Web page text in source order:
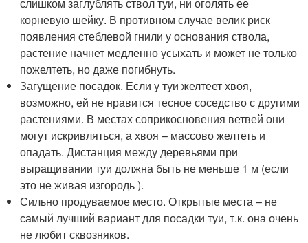
корневую шейку. В противном случае велик риск
появления стеблевой гнили у основания ствола,
растение начнет медленно усыхать и может не только
пожелтеть, но даже погибнуть.
Загущение посадок. Если у туи желтеет хвоя,
возможно, ей не нравится тесное соседство с другими
растениями. В местах соприкосновения ветвей они
могут искривляться, а хвоя – массово желтеть и
опадать. Дистанция между деревьями при
выращивании туи должна быть не меньше 1 м (если
это не живая изгородь ).
Сильно продуваемое место. Открытые места – не
самый лучший вариант для посадки туи, т.к. она очень
не любит сквозняков.